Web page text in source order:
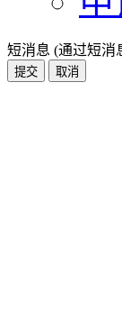
短消息 (通过短消